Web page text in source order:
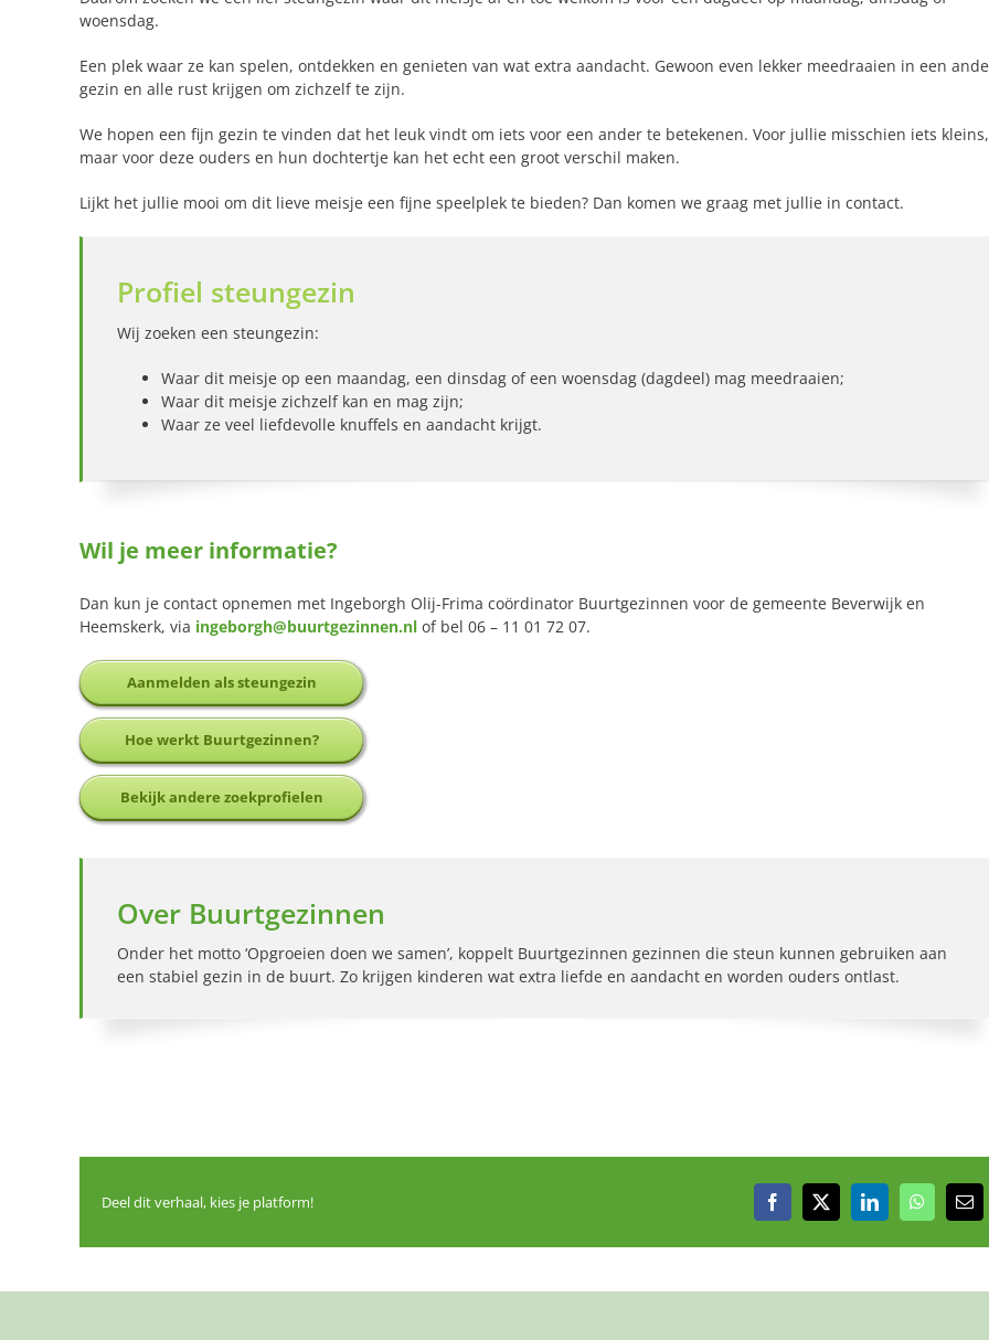
woensdag.
Een plek waar ze kan spelen, ontdekken en genieten van wat extra aandacht. Gewoon even lekker meedraaien in een
gezin en alle rust krijgen om zichzelf te zijn.
We hopen een fijn gezin te vinden dat het leuk vindt om iets voor een ander te betekenen. Voor jullie misschien iets kleins,
maar voor deze ouders en hun dochtertje kan het echt een groot verschil maken.
Lijkt het jullie mooi om dit lieve meisje een fijne speelplek te bieden? Dan komen we graag met jullie in contact.
Profiel steungezin
Wij zoeken een steungezin:
Waar dit meisje op een maandag, een dinsdag of een woensdag (dagdeel) mag meedraaien;
Waar dit meisje zichzelf kan en mag zijn;
Waar ze veel liefdevolle knuffels en aandacht krijgt.
Wil je meer informatie?
Dan kun je contact opnemen met Ingeborgh Olij-Frima coördinator Buurtgezinnen voor de gemeente Beverwijk en
Heemskerk, via ingeborgh@buurtgezinnen.nl of bel 06 – 11 01 72 07.
Aanmelden als steungezin
Hoe werkt Buurtgezinnen?
Bekijk andere zoekprofielen
Over Buurtgezinnen
Onder het motto ‘Opgroeien doen we samen’, koppelt Buurtgezinnen gezinnen die steun kunnen gebruiken aan
een stabiel gezin in de buurt. Zo krijgen kinderen wat extra liefde en aandacht en worden ouders ontlast.
Deel dit verhaal, kies je platform! Facebook
X LinkedIn
E-